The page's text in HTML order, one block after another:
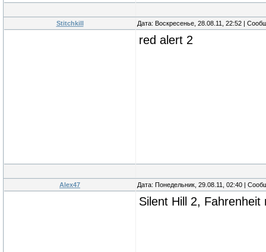
Stitchkill Дата: Воскресенье, 28.08.11, 22:52 |
red alert 2
Alex47 Дата: Понедельник, 29.08.11, 02:40 |
Silent Hill 2,